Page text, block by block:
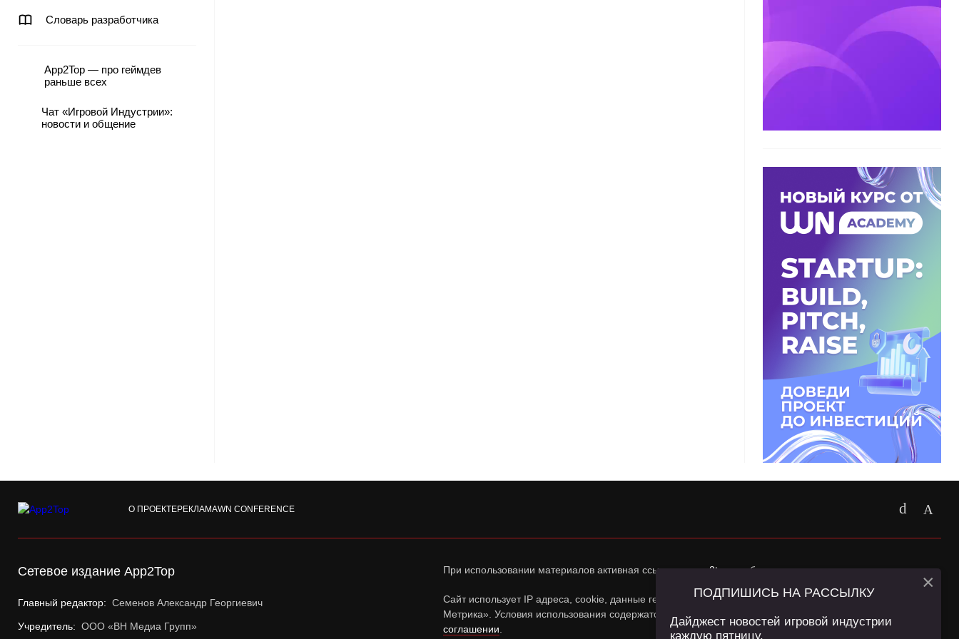
Словарь разработчика
App2Top — про геймдев
раньше всех
Чат «Игровой Индустрии»:
новости и общение
О ПРОЕКТЕРЕКЛАМАWN CONFERENCE
Сетевое издание App2Top
Главный редактор: Семенов Александр Георгиевич
Учредитель: ООО «ВН Медиа Групп»
При использовании материалов активная ссылка наapp2top.ruобязательна.
Сайт использует IP адреса, cookie, данные геолокации Пользователей сайта и сервис «Яндекс
Метрика». Условия использования содержатся в
Политике конфиденциальностии
соглашении
ПОДПИШИСЬ НА РАССЫЛКУ
Дайджест новостей игровой индустрии
каждую пятницу.
×